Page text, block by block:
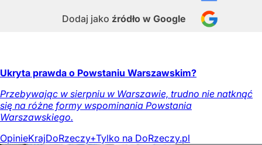
Dodaj jako źródło w Google
Ukryta prawda o Powstaniu Warszawskim?
Przebywając w sierpniu w Warszawie, trudno nie natknąć
się na różne formy wspominania Powstania
Warszawskiego.
OpinieKrajDoRzeczy+Tylko na DoRzeczy.pl